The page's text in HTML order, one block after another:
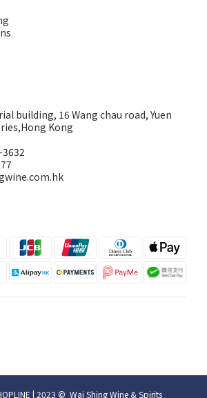
building, 16 Wang chau road, Yuen
Kong
| 2023 © Wai Shing Wine & Spirits